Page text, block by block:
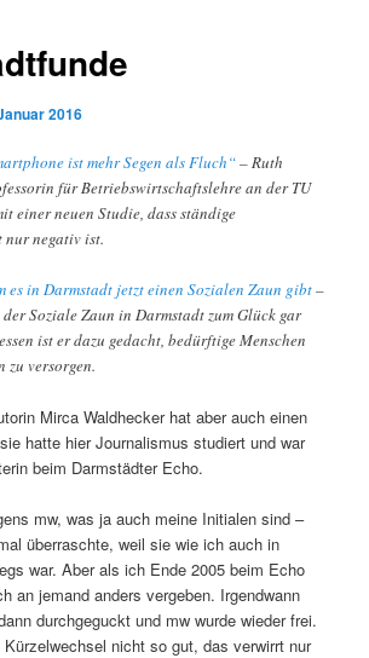
2016
ist mehr Segen als Fluch“– Ruth
für Betriebswirtschaftslehre an der TU
einer neuen Studie, dass ständige
negativ ist.
es in Darmstadt jetzt einen Sozialen Zaun gibt–
Soziale Zaun in Darmstadt zum Glück gar
ist er dazu gedacht, bedürftige Menschen
zu versorgen.
Mirca Waldhecker hat aber auch einen
sie hatte hier Journalismus studiert und war
beim Darmstädter Echo.
mw, was ja auch meine Initialen sind –
überraschte, weil sie wie ich auch in
war. Aber als ich Ende 2005 beim Echo
an jemand anders vergeben. Irgendwann
durchgeguckt und mw wurde wieder frei.
nicht so gut, das verwirrt nur